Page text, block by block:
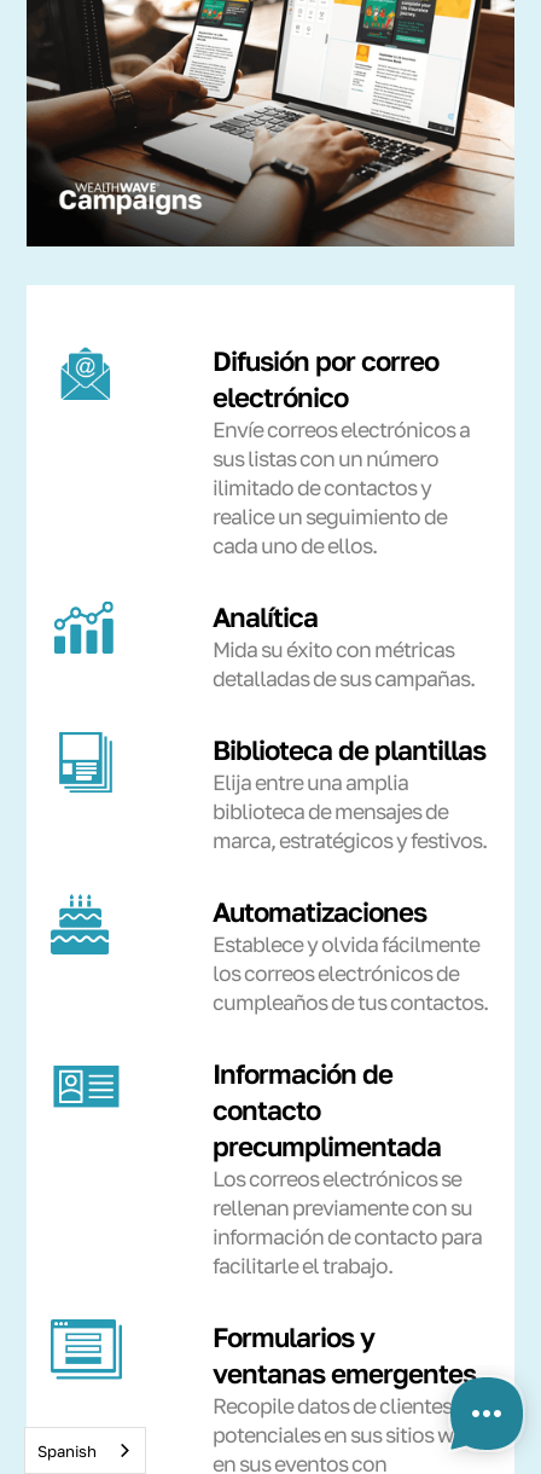
Difusión por correo
electrónico
Envíe correos electrónicos a
sus listas con un número
ilimitado de contactos y
realice un seguimiento de
cada uno de ellos.
Analítica
Mida su éxito con métricas
detalladas de sus campañas.
Biblioteca de plantillas
Elija entre una amplia
biblioteca de mensajes de
marca, estratégicos y festivos.
Automatizaciones
Establece y olvida fácilmente
los correos electrónicos de
cumpleaños de tus contactos.
Información de
contacto
precumplimentada
Los correos electrónicos se
rellenan previamente con su
información de contacto para
facilitarle el trabajo.
Formularios y
ventanas emergentes
Recopile datos de clientes
potenciales en sus sitios web y
en sus eventos con
Spanish